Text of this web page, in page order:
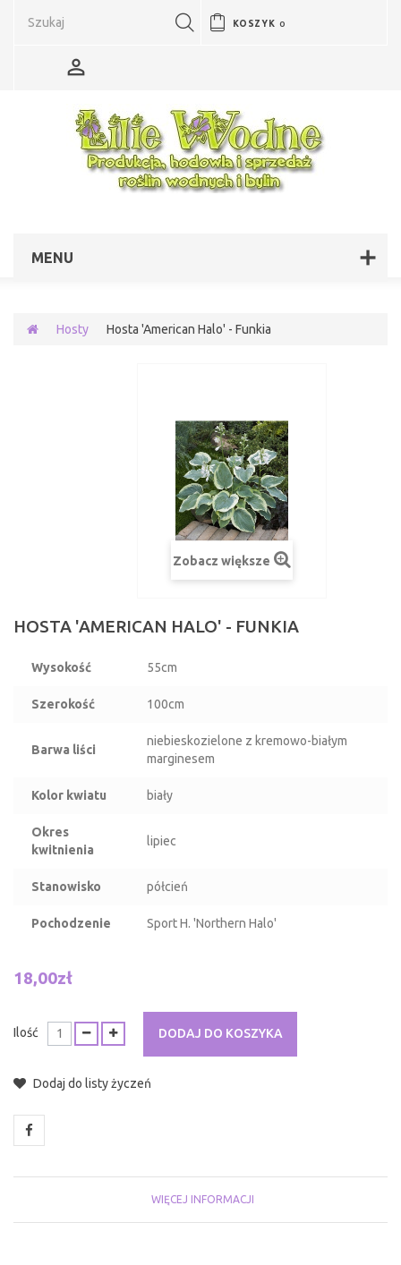
KOSZYK 0
MENU
Hosty Hosta 'American Halo' - Funkia
Zobacz większe
HOSTA 'AMERICAN HALO' - FUNKIA
Wysokość 55cm
Szerokość 100cm
Barwa liści
niebieskozielone z kremowo-białym
marginesem
Kolor kwiatu biały
Okres
kwitnienia
lipiec
Stanowisko półcień
Pochodzenie Sport H. 'Northern Halo'
18,00zł
Ilość DODAJ DO KOSZYKA
Dodaj do listy życzeń
WIĘCEJ INFORMACJI